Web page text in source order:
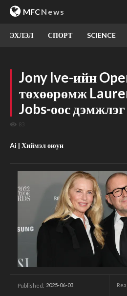
MFCNews
ЭХЛЭЛ СПОРТ SCIENCE
Jony Ive-ийн
төхөөрөмж
Jobs-оос
83
Ai | Хиймэл оюун
Published: 2025-06-03